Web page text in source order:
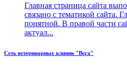
Главная страница сайта
связано с тематикой сайта.
понятной. В правой части
актуал...
Сеть ветеринарных клиник "Вега"